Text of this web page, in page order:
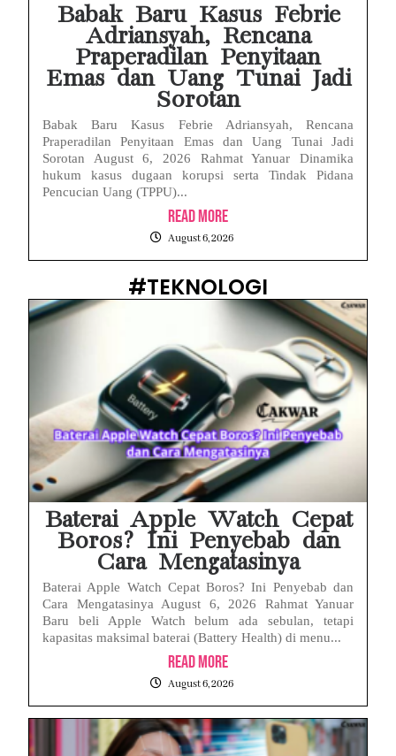
Babak Baru Kasus Febrie
Adriansyah, Rencana
Praperadilan Penyitaan
Emas dan Uang Tunai Jadi
Sorotan
Babak Baru Kasus Febrie Adriansyah, Rencana
Praperadilan Penyitaan Emas dan Uang Tunai Jadi
Sorotan August 6, 2026 Rahmat Yanuar Dinamika
hukum kasus dugaan korupsi serta Tindak Pidana
Pencucian Uang (TPPU)...
Read More
August 6, 2026
#TEKNOLOGI
Baterai Apple Watch Cepat
Boros? Ini Penyebab dan
Cara Mengatasinya
Baterai Apple Watch Cepat Boros? Ini Penyebab dan
Cara Mengatasinya August 6, 2026 Rahmat Yanuar
Baru beli Apple Watch belum ada sebulan, tetapi
kapasitas maksimal baterai (Battery Health) di menu...
Read More
August 6, 2026